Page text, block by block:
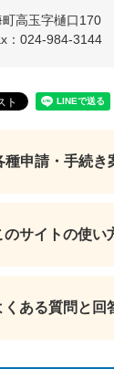
高玉字樋口170
：024-984-3144
種申請・手続き
のサイトの使い
くある質問と回